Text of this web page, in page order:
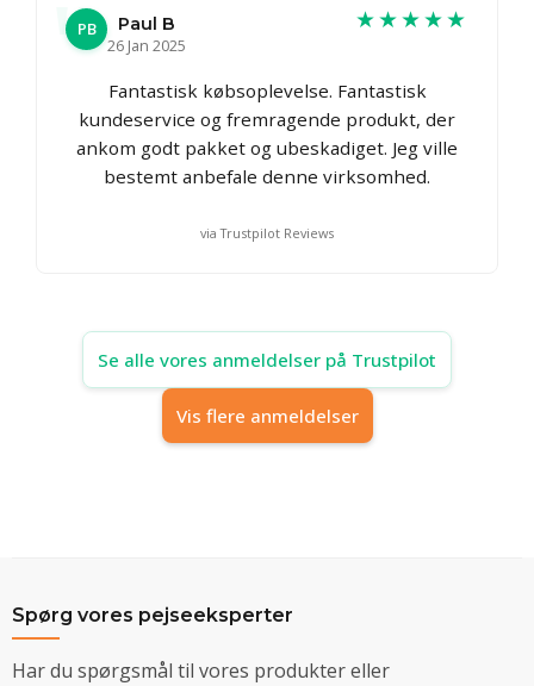
PB
Paul B
26 Jan 2025
★★★★★
Fantastisk købsoplevelse. Fantastisk
kundeservice og fremragende produkt, der
ankom godt pakket og ubeskadiget. Jeg ville
bestemt anbefale denne virksomhed.
via Trustpilot Reviews
Se alle vores anmeldelser på Trustpilot
Vis flere anmeldelser
Spørg vores pejseeksperter
Har du spørgsmål til vores produkter eller